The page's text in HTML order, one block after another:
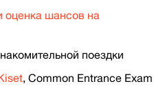
шансов на
поездки
, Common Entrance Exam